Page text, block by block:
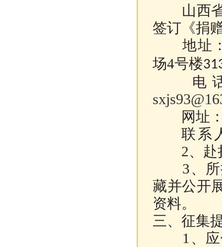
山西省
签订《捐
地址：
场4号楼
电
网址：
联系
2、
3、所捐
藏并公开
资料。
三、征集
1、应保